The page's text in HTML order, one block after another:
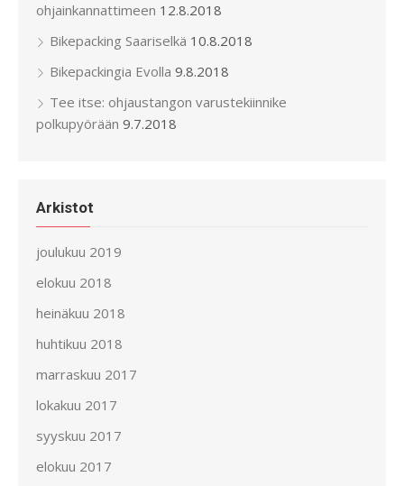
ohjainkannattimeen 12.8.2018
Bikepacking Saariselkä 10.8.2018
Bikepackingia Evolla 9.8.2018
Tee itse: ohjaustangon varustekiinnike
polkupyörään 9.7.2018
Arkistot
joulukuu 2019
elokuu 2018
heinäkuu 2018
huhtikuu 2018
marraskuu 2017
lokakuu 2017
syyskuu 2017
elokuu 2017